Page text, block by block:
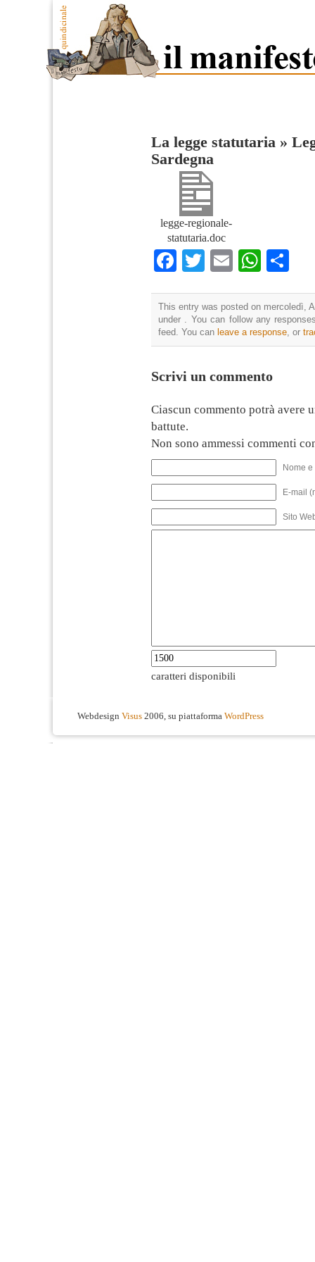
La legge statutaria »
Sardegna
legge-regionale-
statutaria.doc
Facebook
TwitterEmail
This entry was posted on mercoledì,
under . You can follow any
feed. You can leave a response, or
Scrivi un commento
Ciascun commento potrà avere
battute.
Non sono ammessi commenti
Nome
E-mail
Sito
caratteri disponibili
Webdesign Visus 2006, su piattaforma WordPress